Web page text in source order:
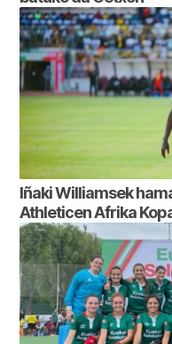
Iñaki Williamsek
Athleticen Afrika